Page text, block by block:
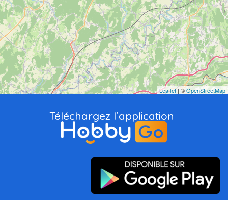
Leaflet| ©OpenStreetMap
Téléchargez l’application